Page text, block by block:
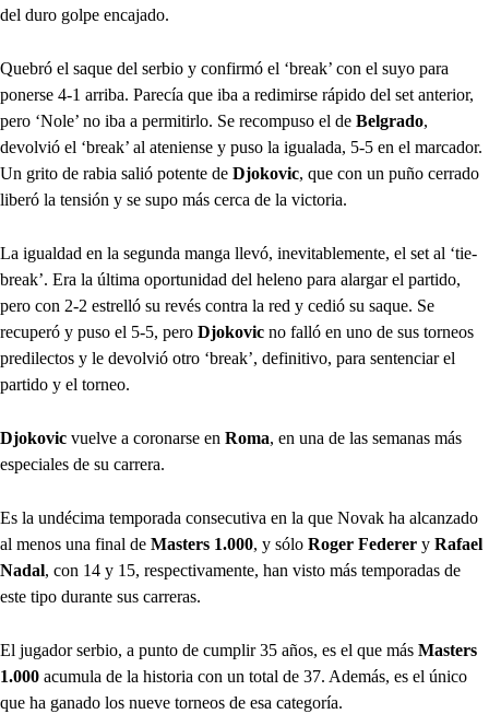
del duro golpe encajado.
Quebró el saque del serbio y confirmó el ‘break’ con el suyo para
ponerse 4-1 arriba. Parecía que iba a redimirse rápido del set anterior,
pero ‘Nole’ no iba a permitirlo. Se recompuso el de Belgrado,
devolvió el ‘break’ al ateniense y puso la igualada, 5-5 en el marcador.
Un grito de rabia salió potente de Djokovic, que con un puño cerrado
liberó la tensión y se supo más cerca de la victoria.
La igualdad en la segunda manga llevó, inevitablemente, el set al ‘tie-
break’. Era la última oportunidad del heleno para alargar el partido,
pero con 2-2 estrelló su revés contra la red y cedió su saque. Se
recuperó y puso el 5-5, pero Djokovic no falló en uno de sus torneos
predilectos y le devolvió otro ‘break’, definitivo, para sentenciar el
partido y el torneo.
Djokovic vuelve a coronarse en Roma, en una de las semanas más
especiales de su carrera.
Es la undécima temporada consecutiva en la que Novak ha alcanzado
al menos una final de Masters 1.000, y sólo Roger Federer y Rafael
Nadal, con 14 y 15, respectivamente, han visto más temporadas de
este tipo durante sus carreras.
El jugador serbio, a punto de cumplir 35 años, es el que más Masters
1.000 acumula de la historia con un total de 37. Además, es el único
que ha ganado los nueve torneos de esa categoría.